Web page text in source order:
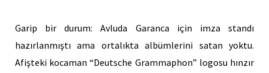
Garip bir durum: Avluda Garanca için imza standı
hazırlanmıştı ama ortalıkta albümlerini satan yoktu.
Afişteki kocaman “Deutsche Grammaphon” logosu hınzır